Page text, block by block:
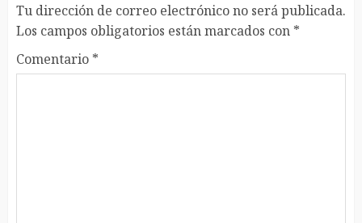
Tu dirección de correo electrónico no será publicada.
Los campos obligatorios están marcados con *
Comentario *